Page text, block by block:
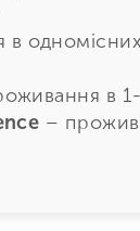
одномісних
в
–